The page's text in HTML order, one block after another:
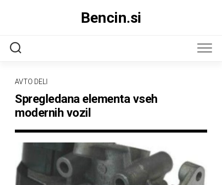
Bencin.si
AVTO DELI
Spregledana elementa vseh
modernih vozil